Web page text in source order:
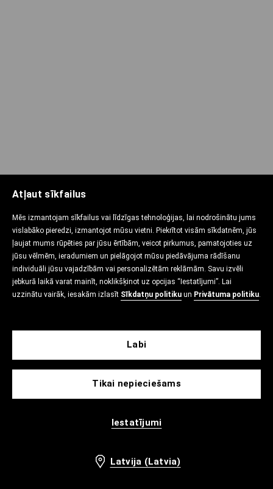
Atļaut sīkfailus
Mēs izmantojam sīkfailus vai līdzīgas tehnoloģijas, lai nodrošinātu jums
vislabāko pieredzi, izmantojot mūsu vietni. Piekrītot visām sīkdatnēm, jūs
ļaujat mums rūpēties par jūsu ērtībām, veicot pirkumus, pamatojoties uz
jūsu vēlmēm, ieradumiem un pielāgojot mūsu piedāvājuma rādīšanu
individuāli jūsu vajadzībām vai personalizētām reklāmām. Savu izvēli
jebkurā laikā varat mainīt, noklikšķinot uz opcijas “Iestatījumi”. Lai
uzzinātu vairāk, iesakām izlasīt Sīkdatņu politiku un Privātuma politiku.
Tikai nepieciešams
Iestatījumi
Labi
Latvija (Latvia)